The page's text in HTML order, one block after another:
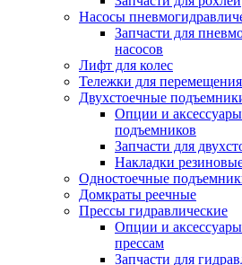
Насосы
Запчасти для
насосов
Лифт для колес
Тележки для
Двухстоечные
Опции и
подъемников
Запчасти для
Накладки
Одностоечные
Домкраты реечные
Прессы гидравлические
Опции и
прессам
Запчасти для